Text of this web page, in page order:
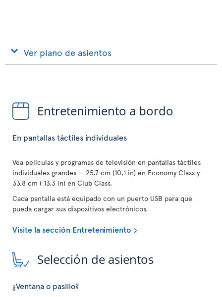
Ver plano de asientos
Entretenimiento a bordo
En pantallas táctiles individuales
Vea películas y programas de televisión en pantallas táctiles
individuales grandes — 25,7 cm (10,1 in) en Economy Class y
33,8 cm ( 13,3 in) en Club Class.
Cada pantalla está equipado con un puerto USB para que
pueda cargar sus dispositivos electrónicos.
Visite la sección Entretenimiento
Selección de asientos
¿Ventana o pasillo?